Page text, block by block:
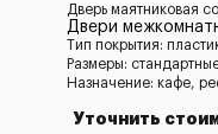
Дверь маятниковая
Двери
Тип покрытия: пластик
Размеры:
Назначение: кафе,
Уточнить